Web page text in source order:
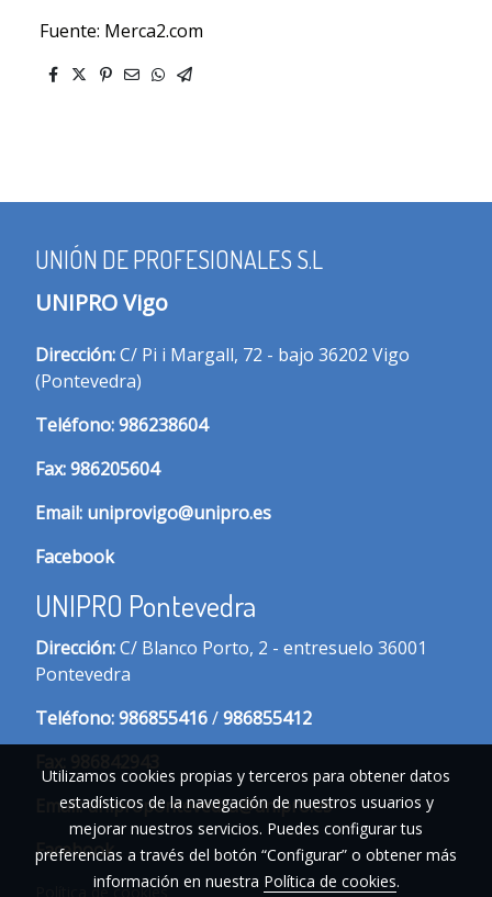
Fuente: Merca2.com
UNIÓN DE PROFESIONALES S.L
UNIPRO Vigo
Dirección:C/ Pi i Margall, 72 - bajo 36202 Vigo
(Pontevedra)
Teléfono:986238604
Fax:986205604
Email: uniprovigo@unipro.es
Facebook
UNIPRO Pontevedra
Dirección:C/ Blanco Porto, 2 - entresuelo 36001
Pontevedra
Teléfono:986855416/986855412
Email:unipropontevedra@unipro.es
Facebook
Política de cookies
Utilizamos cookies propias y terceros para obtener datos
estadísticos de la navegación de nuestros usuarios y
mejorar nuestros servicios. Puedes configurar tus
preferencias a través del botón “Configurar” o obtener más
información en nuestra Política de cookies.